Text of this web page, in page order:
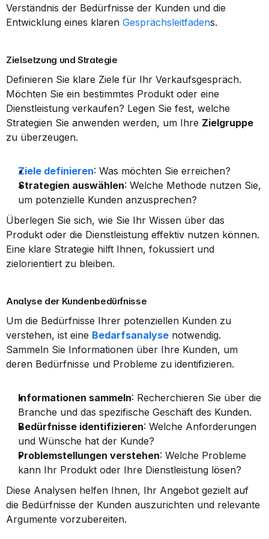
Verständnis der Bedürfnisse der Kunden und die
Entwicklung eines klaren Gesprächsleitfadens.
Zielsetzung und Strategie
Definieren Sie klare Ziele für Ihr Verkaufsgespräch.
Möchten Sie ein bestimmtes Produkt oder eine
Dienstleistung verkaufen? Legen Sie fest, welche
Strategien Sie anwenden werden, um Ihre Zielgruppe
zu überzeugen.
Ziele definieren: Was möchten Sie erreichen?
Strategien auswählen: Welche Methode nutzen Sie,
um potenzielle Kunden anzusprechen?
Überlegen Sie sich, wie Sie Ihr Wissen über das
Produkt oder die Dienstleistung effektiv nutzen können.
Eine klare Strategie hilft Ihnen, fokussiert und
zielorientiert zu bleiben.
Analyse der Kundenbedürfnisse
Um die Bedürfnisse Ihrer potenziellen Kunden zu
verstehen, ist eine Bedarfsanalyse notwendig.
Sammeln Sie Informationen über Ihre Kunden, um
deren Bedürfnisse und Probleme zu identifizieren.
Informationen sammeln: Recherchieren Sie über die
Branche und das spezifische Geschäft des Kunden.
Bedürfnisse identifizieren: Welche Anforderungen
und Wünsche hat der Kunde?
Problemstellungen verstehen: Welche Probleme
kann Ihr Produkt oder Ihre Dienstleistung lösen?
Diese Analysen helfen Ihnen, Ihr Angebot gezielt auf
die Bedürfnisse der Kunden auszurichten und relevante
Argumente vorzubereiten.